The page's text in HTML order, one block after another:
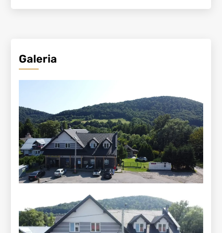
Galeria